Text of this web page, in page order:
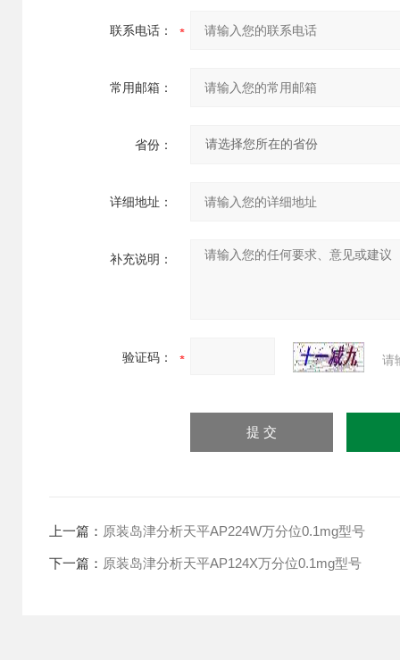
联系电话：
常用邮箱：
省份：
详细地址：
补充说明：
验证码： 请
上一篇： 原装岛津分析天平AP224W万分位0.1mg型号
下一篇： 原装岛津分析天平AP124X万分位0.1mg型号